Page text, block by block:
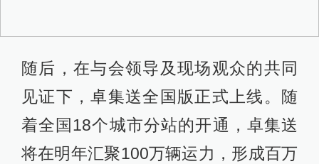
随后，在与会领导及现场观众的共同
见证下，卓集送全国版正式上线。随
着全国18个城市分站的开通，卓集送
将在明年汇聚100万辆运力，形成百万